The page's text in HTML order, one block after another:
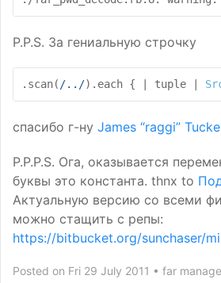
P.P.S. За гениальную строчку
. scan( /../) . each { tuple
спасибо г-ну James “raggi”
P.P.P.S. Ога, оказывается
буквы это константа. thnx to
Актуальную версию со всеми
можно стащить с репы:
https://bitbucket.org/sunchaser/
Posted on Fri 29 July 2011 far